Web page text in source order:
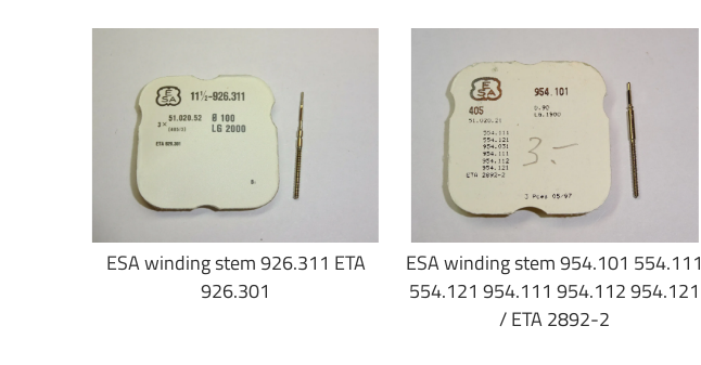
ESA winding stem 926.311 ETA
926.301
ESA winding stem 954.101 554.111
554.121 954.111 954.112 954.121
/ ETA 2892-2